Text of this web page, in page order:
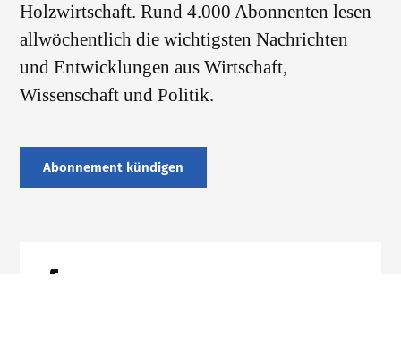
Holzwirtschaft. Rund 4.000 Abonnenten lesen
allwöchentlich die wichtigsten Nachrichten
und Entwicklungen aus Wirtschaft,
Wissenschaft und Politik.
Abonnement kündigen